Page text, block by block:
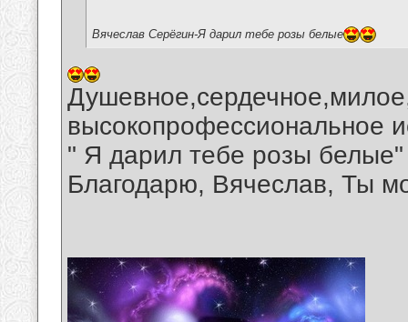
Вячеслав Серёгин-Я дарил тебе розы белые
высокопрофессиональное
" Я дарил тебе розы
Благодарю, Вячеслав, Ты